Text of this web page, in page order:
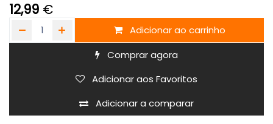
12,99 €
Adicionar ao carrinho
Comprar agora
Adicionar a comparar
Adicionar aos Favoritos